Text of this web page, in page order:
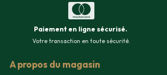
Paiement en ligne sécurisé.
Votre transaction en toute sécurité.
A propos du magasin